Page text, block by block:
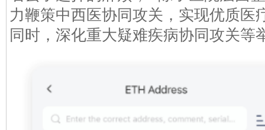
力鞭策中西医协同攻关，实现优质医
同时，深化重大疑难疾病协同攻关等